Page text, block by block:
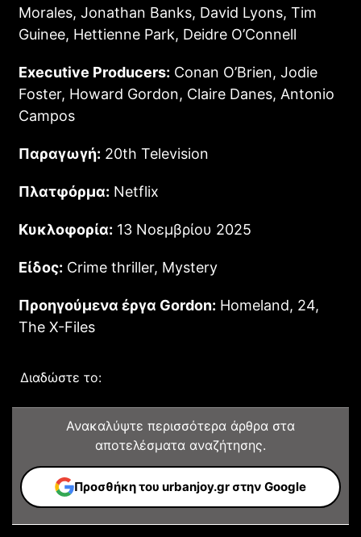
Morales, Jonathan Banks, David Lyons, Tim
Guinee, Hettienne Park, Deidre O’Connell
Executive Producers: Conan O’Brien, Jodie
Foster, Howard Gordon, Claire Danes, Antonio
Campos
Παραγωγή: 20th Television
Πλατφόρμα: Netflix
Κυκλοφορία: 13 Νοεμβρίου 2025
Είδος: Crime thriller, Mystery
Προηγούμενα έργα Gordon: Homeland, 24,
The X-Files
Διαδώστε το:
Ανακαλύψτε περισσότερα άρθρα στα
αποτελέσματα αναζήτησης.
Προσθήκη του urbanjoy.gr στην Google